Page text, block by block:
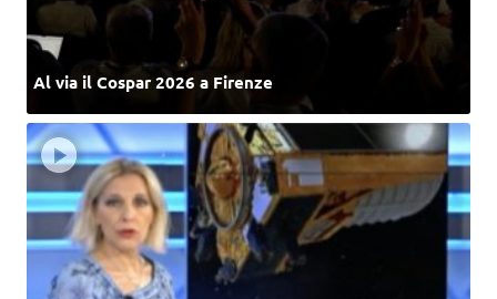
Al via il Cospar 2026 a Firenze